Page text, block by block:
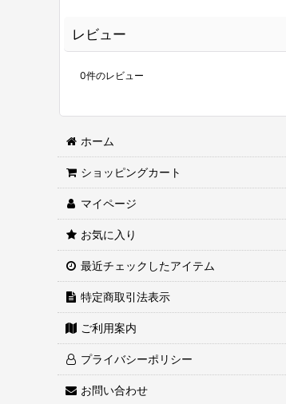
レビュー
0件のレビュー
ホーム
ショッピングカート
マイページ
お気に入り
最近チェックしたアイテム
特定商取引法表示
ご利用案内
プライバシーポリシー
お問い合わせ